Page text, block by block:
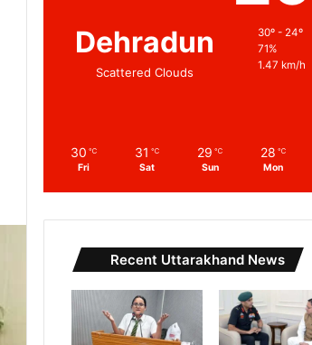
Dehradun
Scattered Clouds
30º - 24º
71%
1.47 km/h
30 ℃
Fri
31 ℃
Sat
29 ℃
Sun
28 ℃
Mon
Recent Uttarakhand News